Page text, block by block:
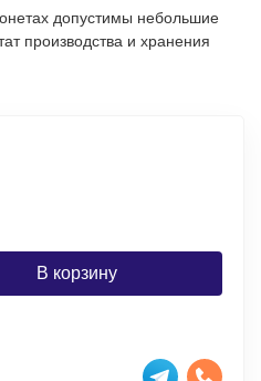
допустимы небольшие
производства и хранения
В корзину